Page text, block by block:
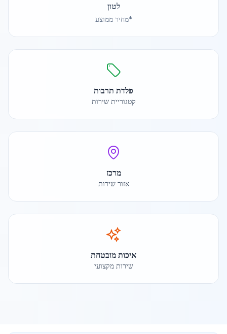
לטון
*מחיר ממוצע
פלדת תרבות
קטגוריית שירות
מרכז
אזור שירות
איכות מובטחת
שירות מקצועי